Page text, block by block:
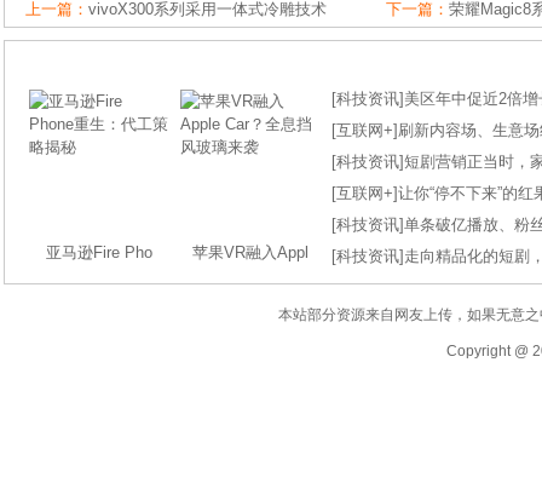
上一篇： vivoX300系列采用一体式冷雕技术 下一篇： 荣耀Magic8
亚马逊Fire Pho 苹果VR融入Appl
[科技资讯] 美区年中促近2倍
[互联网+] 刷新内容场、生意
[科技资讯]短剧营销正当时，
[互联网+]让你“停不下来”的
[科技资讯]单条破亿播放、粉
[科技资讯] 走向精品化的短剧
本站部分资源来自网友上传，如果无意
Copyright @